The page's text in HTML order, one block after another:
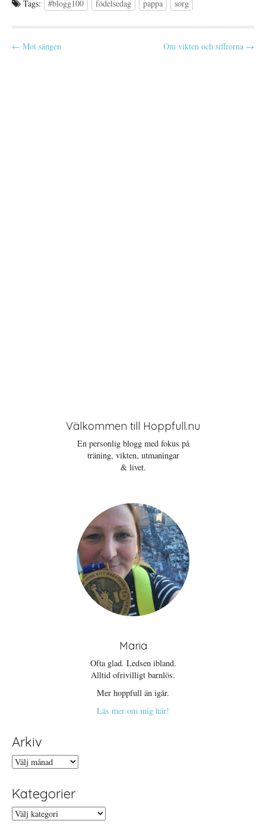
Tags: #blogg100 födelsedag pappa sorg
P
← Mot sängen Om vikten och siffrorna →
Välkommen till Hoppfull.nu
En personlig blogg med fokus på
träning, vikten, utmaningar
& livet.
Maria
Ofta glad. Ledsen ibland.
Alltid ofrivilligt barnlös.
Mer hoppfull än igår.
Läs mer om mig här!
Arkiv
Arkiv
Kategorier
Kategorier